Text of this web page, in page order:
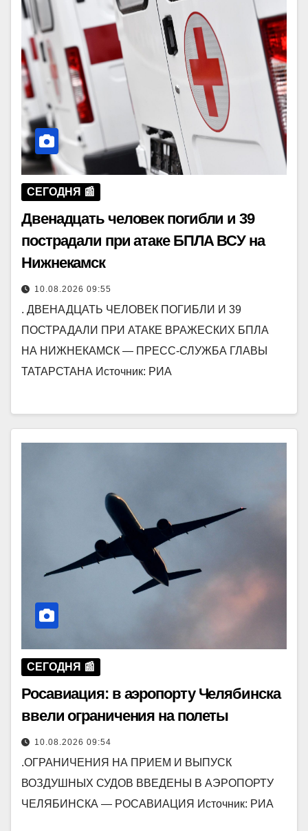
СЕГОДНЯ 📰
Двенадцать человек погибли и 39
пострадали при атаке БПЛА ВСУ на
Нижнекамск
10.08.2026 09:55
. ДВЕНАДЦАТЬ ЧЕЛОВЕК ПОГИБЛИ И 39
ПОСТРАДАЛИ ПРИ АТАКЕ ВРАЖЕСКИХ БПЛА
НА НИЖНЕКАМСК — ПРЕСС-СЛУЖБА ГЛАВЫ
ТАТАРСТАНА Источник: РИА
СЕГОДНЯ 📰
Росавиация: в аэропорту Челябинска
ввели ограничения на полеты
10.08.2026 09:54
.ОГРАНИЧЕНИЯ НА ПРИЕМ И ВЫПУСК
ВОЗДУШНЫХ СУДОВ ВВЕДЕНЫ В АЭРОПОРТУ
ЧЕЛЯБИНСКА — РОСАВИАЦИЯ Источник: РИА